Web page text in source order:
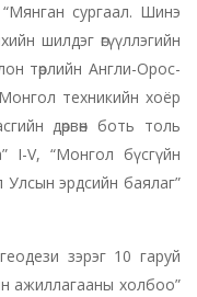
сургаал. Шинэ
шилдэг өгүүллэгийн
төрлийн Англи-Орос-
техникийн хоёр
дөрвөн боть толь
I-V, “Монгол бүсгүйн
Улсын эрдсийн баялаг”
зэрэг 10 гаруй
ажиллагааны холбоо”